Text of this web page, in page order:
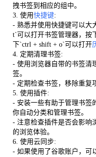
拽书签到相应的组中。
3. 使用快捷键:
- 熟悉并使用快捷键可以大
t`可以打开书签管理器，按
下`ctrl + shift + o`可以打开
4. 定期清理书签:
- 使用浏览器自带的书签清
签。
- 定期检查书签，移除重复
5. 使用插件:
- 安装一些有助于管理书签
你自动分类和管理书签。
- 注意检查插件是否会影响
的浏览体验。
6. 使用云同步:
- 如果使用了谷歌账户，可